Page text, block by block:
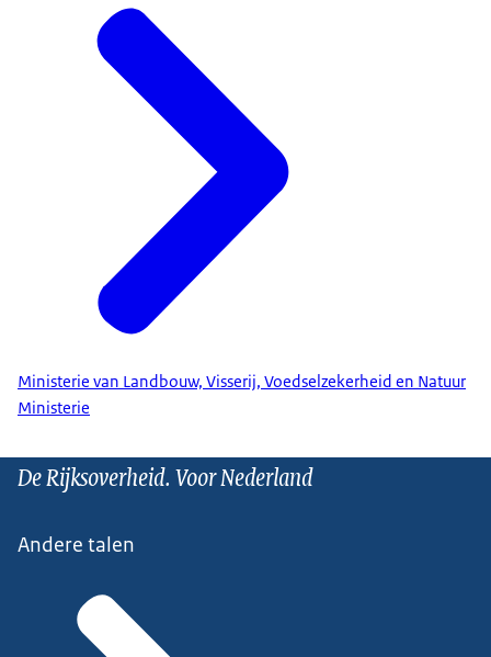
Ministerie van Landbouw, Visserij, Voedselzekerheid en Natuur
Ministerie
De Rijksoverheid. Voor Nederland
Andere talen